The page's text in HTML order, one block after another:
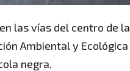
las vías del centro de
Ambiental y
negra.